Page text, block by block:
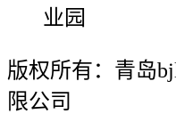
业园
版权所有：青岛
限公司